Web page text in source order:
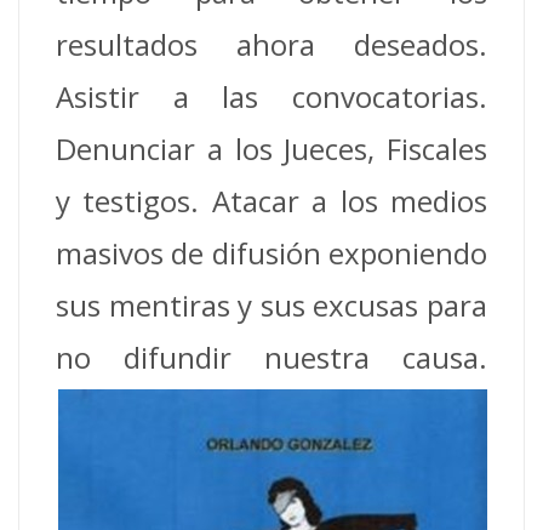
resultados ahora deseados.
Asistir a las convocatorias.
Denunciar a los Jueces, Fiscales
y testigos. Atacar a los medios
masivos de difusión exponiendo
sus mentiras y sus excusas para
no difundir nuestra causa.